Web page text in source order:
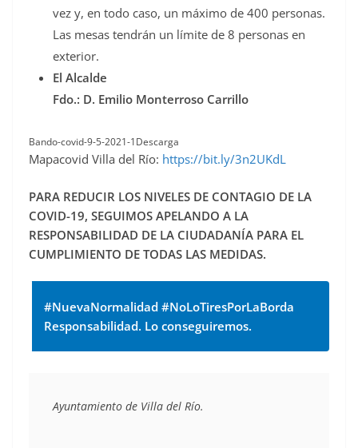
vez y, en todo caso, un máximo de 400 personas.
Las mesas tendrán un límite de 8 personas en
exterior.
El Alcalde
Fdo.: D. Emilio Monterroso Carrillo
Bando-covid-9-5-2021-1Descarga
Mapacovid Villa del Río: https://bit.ly/3n2UKdL
PARA REDUCIR LOS NIVELES DE CONTAGIO DE LA
COVID-19, SEGUIMOS APELANDO A LA
RESPONSABILIDAD DE LA CIUDADANÍA PARA EL
CUMPLIMIENTO DE TODAS LAS MEDIDAS.
#NuevaNormalidad #NoLoTiresPorLaBorda
Responsabilidad. Lo conseguiremos.
Ayuntamiento de Villa del Río.